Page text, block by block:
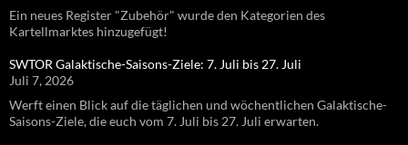
Ein neues Register "Zubehör" wurde den Kategorien des
Kartellmarktes hinzugefügt!
SWTOR Galaktische-Saisons-Ziele: 7. Juli bis 27. Juli
Juli 7, 2026
Werft einen Blick auf die täglichen und wöchentlichen Galaktische-
Saisons-Ziele, die euch vom 7. Juli bis 27. Juli erwarten.